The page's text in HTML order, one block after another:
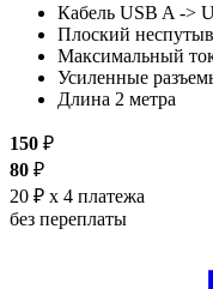
Кабель USB A ->
Плоский
Максимальный
Усиленные
Длина 2 метра
150 ₽
80 ₽
20 ₽ x 4 платежа
без переплаты